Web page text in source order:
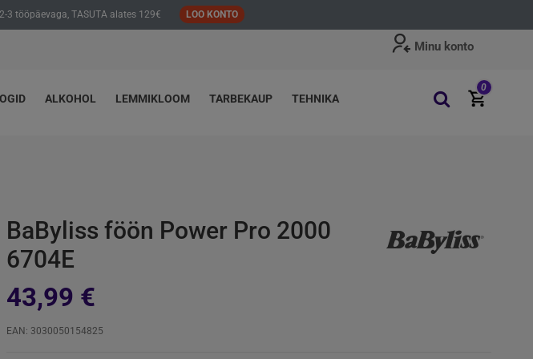
3 tööpäevaga, TASUTA alates 129€ LOO KONTO
Minu konto
ALKOHOL LEMMIKLOOM TARBEKAUP TEHNIKA
0
BaByliss föön Power Pro 2000
6704E
43,99 €
EAN: 3030050154825